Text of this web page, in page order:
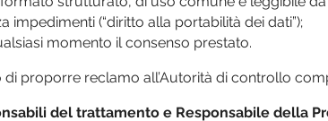
impedimenti (“diritto alla portabilità dei dati”);
momento il consenso prestato.
di proporre reclamo all’Autorità di controllo
del trattamento e Responsabile della